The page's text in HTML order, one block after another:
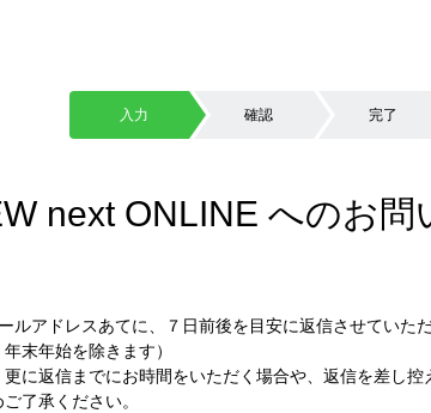
入力 確認 完了
next ONLINE へのお問
ルアドレスあてに、７日前後を目安に返信させていただ
末年始を除きます）
に返信までにお時間をいただく場合や、返信を差し
了承ください。